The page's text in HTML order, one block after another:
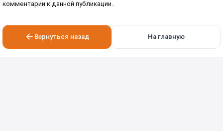
комментарии к данной публикации.
Вернуться назад На главную